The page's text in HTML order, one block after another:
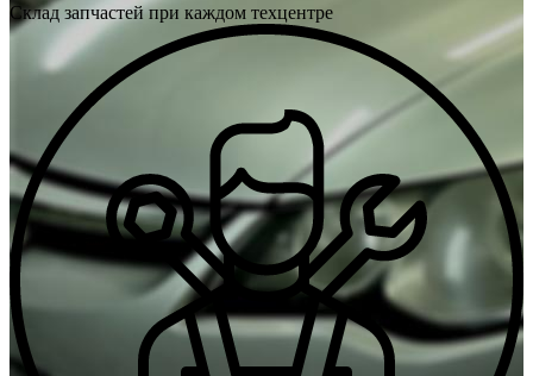
Склад запчастей при каждом техцентре